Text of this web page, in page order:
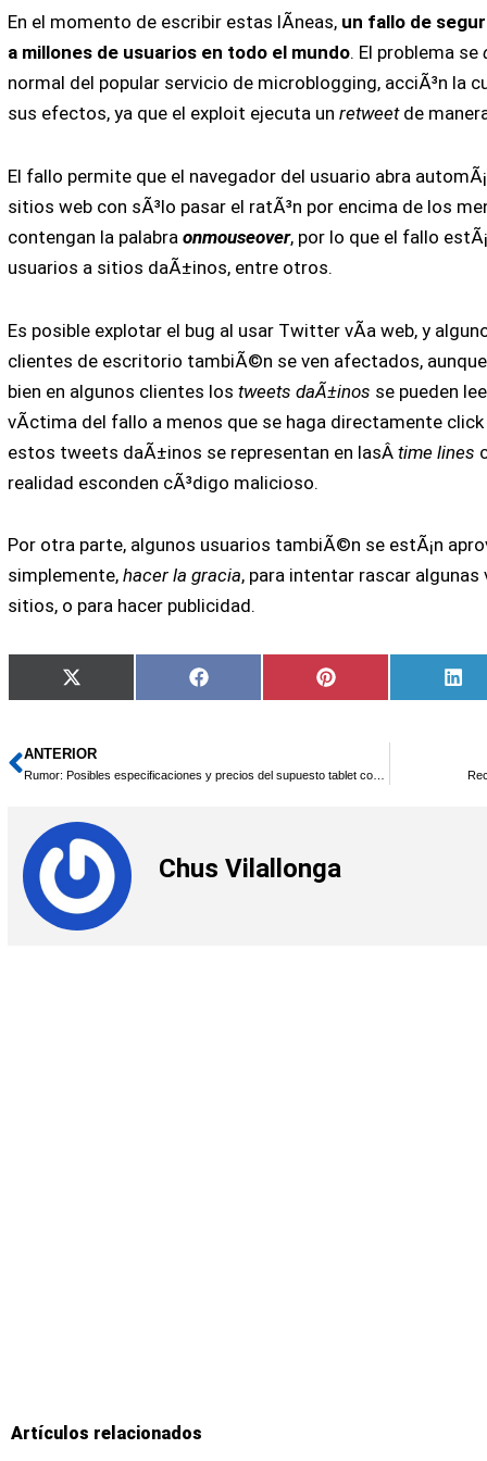
En el momento de escribir estas lÃ­neas, un fallo de
a millones de usuarios en todo el mundo. El problema se
normal del popular servicio de microblogging, acciÃ³n la
sus efectos, ya que el exploit ejecuta unretweetde
El fallo permite que el navegador del usuario abra
sitios web con sÃ³lo pasar el ratÃ³n por encima de los
contengan la palabraonmouseover, por lo que el fallo
usuarios a sitios daÃ±inos, entre otros.
Es posible explotar el bug al usar Twitter vÃ­a web, y
clientes de escritorio tambiÃ©n se ven afectados,
bien en algunos clientes lostweets daÃ±inos se pueden
vÃ­ctima del fallo a menos que se haga directamente
estos tweets daÃ±inos se representan en lasÂtime lines
realidad esconden cÃ³digo malicioso.
Por otra parte, algunos usuarios tambiÃ©n se estÃ¡n
simplemente,hacer la gracia, para intentar rascar
sitios, o para hacer publicidad.
Compartir
en
X
(Twitter)
Compartir
en
Facebook
Compartir
en
Pinterest
en
Ant
ANTERIOR
Chus Vilallonga
Artículos relacionados